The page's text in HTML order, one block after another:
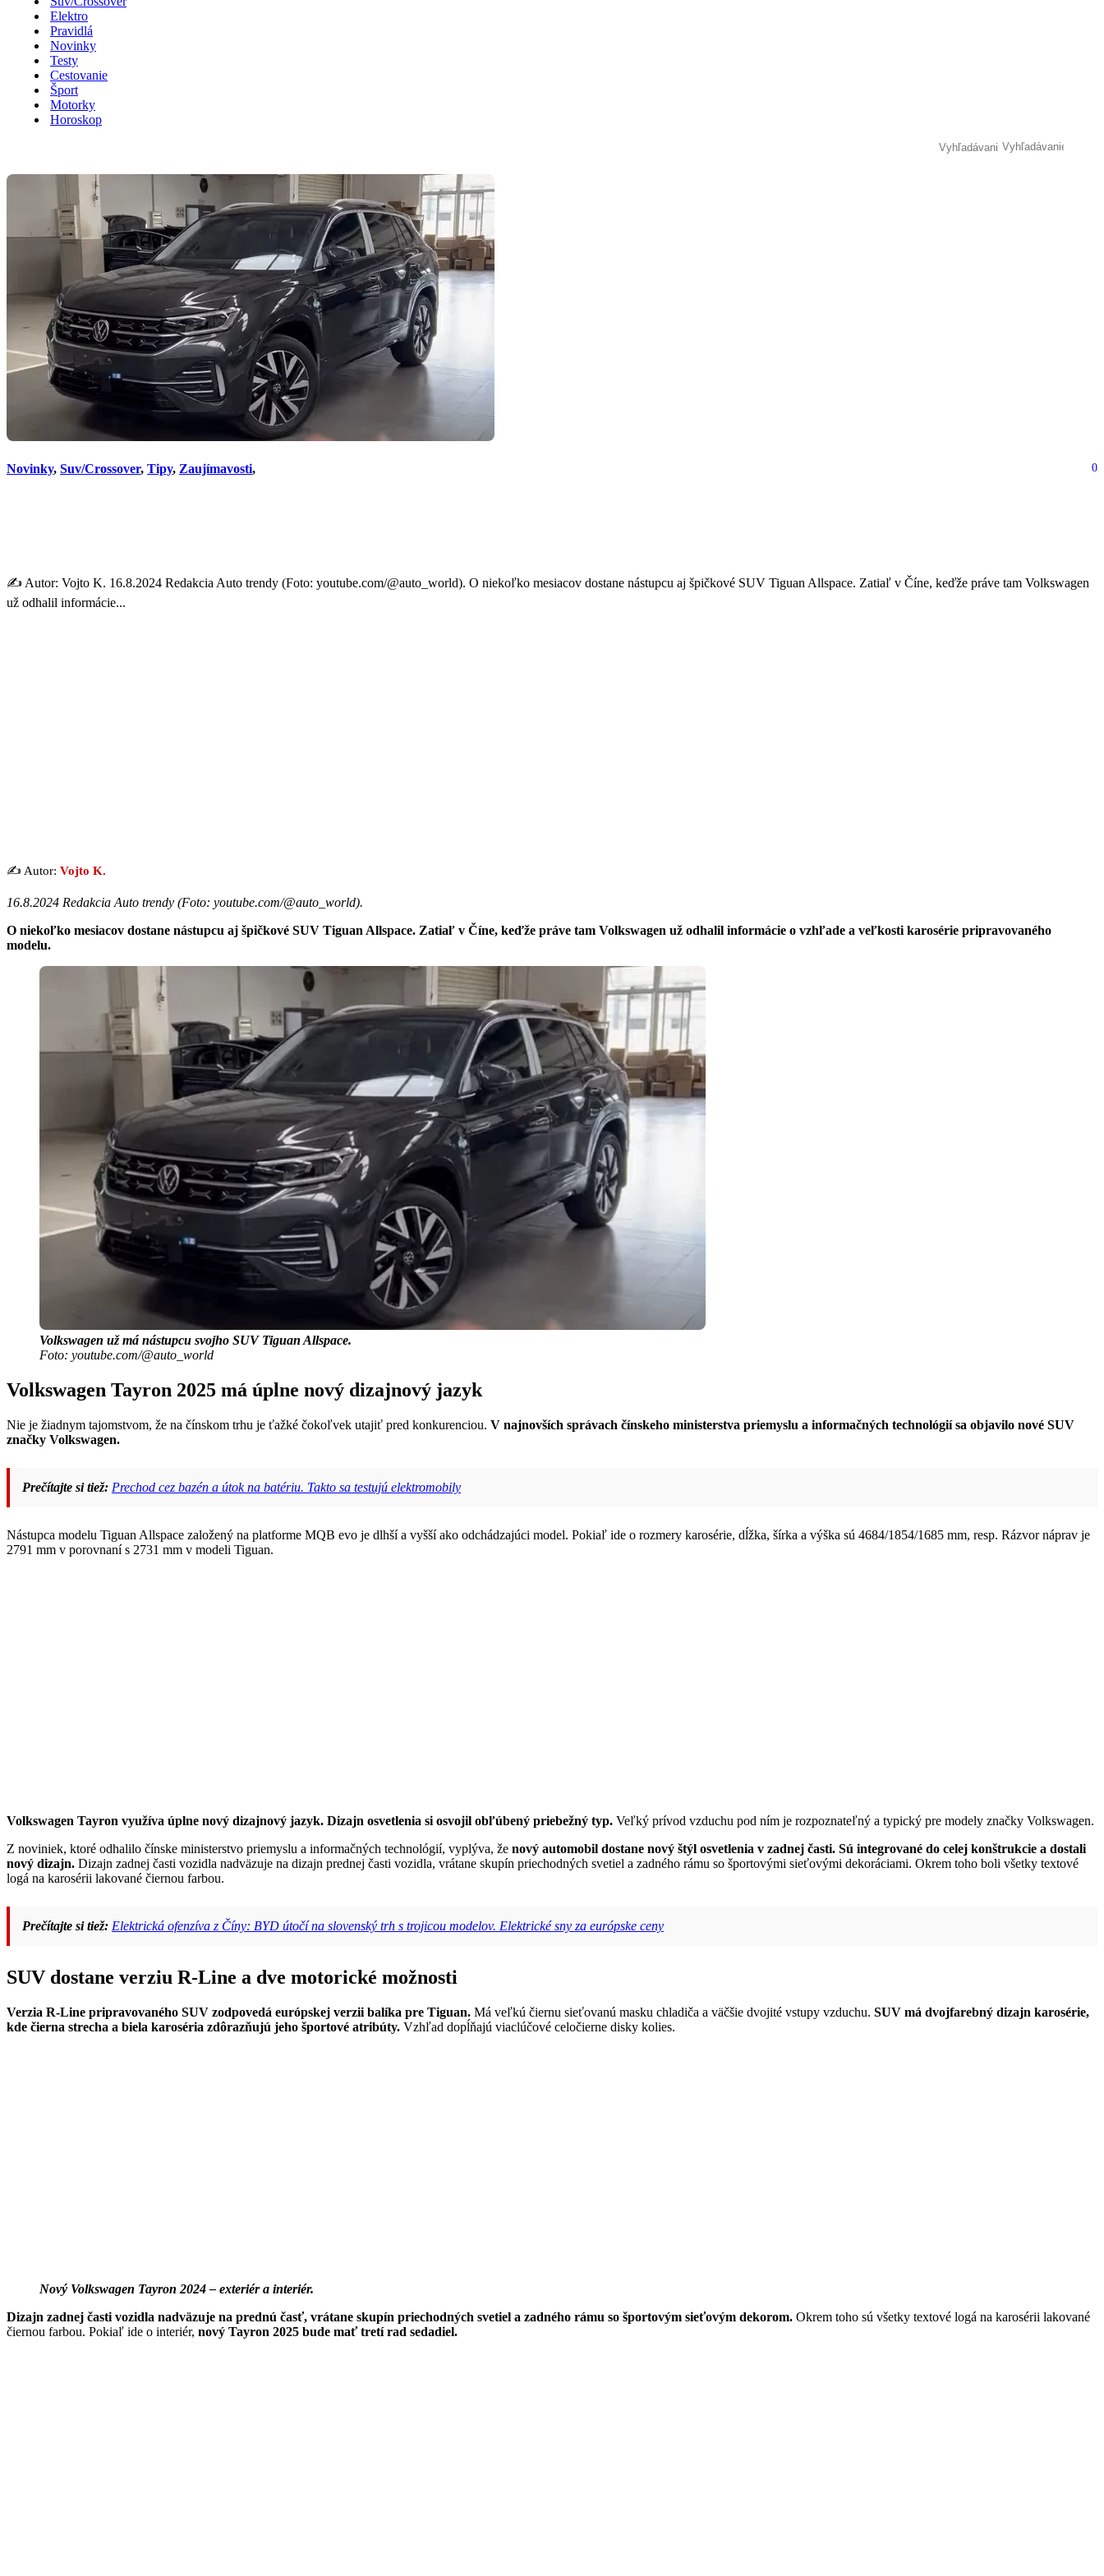
Elektro
Pravidlá
Novinky
Testy
Cestovanie
Šport
Motorky
Horoskop
Novinky, Suv/Crossover, Tipy, Zaujímavosti, 0
✍️ Autor: Vojto K. 16.8.2024 Redakcia Auto trendy (Foto: youtube.com/@auto_world). O niekoľko mesiacov dostane nástupcu aj špičkové SUV Tiguan Allspace. Zatiaľ v Číne, keďže práve tam Volkswagen
už odhalil informácie...
✍️ Autor: Vojto K.
16.8.2024 Redakcia Auto trendy (Foto: youtube.com/@auto_world).
O niekoľko mesiacov dostane nástupcu aj špičkové SUV Tiguan Allspace. Zatiaľ v Číne, keďže práve tam Volkswagen už odhalil informácie o vzhľade a veľkosti karosérie pripravovaného
modelu.
Volkswagen už má nástupcu svojho SUV Tiguan Allspace.
Foto: youtube.com/@auto_world
Volkswagen Tayron 2025 má úplne nový dizajnový jazyk
Nie je žiadnym tajomstvom, že na čínskom trhu je ťažké čokoľvek utajiť pred konkurenciou. V najnovších správach čínskeho ministerstva priemyslu a informačných technológií sa objavilo nové SUV
značky Volkswagen.
Prečítajte si tiež: Prechod cez bazén a útok na batériu. Takto sa testujú elektromobily
Nástupca modelu Tiguan Allspace založený na platforme MQB evo je dlhší a vyšší ako odchádzajúci model. Pokiaľ ide o rozmery karosérie, dĺžka, šírka a výška sú 4684/1854/1685 mm, resp. Rázvor náprav je
2791 mm v porovnaní s 2731 mm v modeli Tiguan.
Volkswagen Tayron využíva úplne nový dizajnový jazyk. Dizajn osvetlenia si osvojil obľúbený priebežný typ. Veľký prívod vzduchu pod ním je rozpoznateľný a typický pre modely značky Volkswagen.
Z noviniek, ktoré odhalilo čínske ministerstvo priemyslu a informačných technológií, vyplýva, že nový automobil dostane nový štýl osvetlenia v zadnej časti. Sú integrované do celej konštrukcie a dostali
nový dizajn. Dizajn zadnej časti vozidla nadväzuje na dizajn prednej časti vozidla, vrátane skupín priechodných svetiel a zadného rámu so športovými sieťovými dekoráciami. Okrem toho boli všetky textové
logá na karosérii lakované čiernou farbou.
Prečítajte si tiež: Elektrická ofenzíva z Číny: BYD útočí na slovenský trh s trojicou modelov. Elektrické sny za európske ceny
SUV dostane verziu R-Line a dve motorické možnosti
Verzia R-Line pripravovaného SUV zodpovedá európskej verzii balíka pre Tiguan. Má veľkú čiernu sieťovanú masku chladiča a väčšie dvojité vstupy vzduchu. SUV má dvojfarebný dizajn karosérie,
kde čierna strecha a biela karoséria zdôrazňujú jeho športové atribúty. Vzhľad dopĺňajú viaclúčové celočierne disky kolies.
Nový Volkswagen Tayron 2024 – exteriér a interiér.
Dizajn zadnej časti vozidla nadväzuje na prednú časť, vrátane skupín priechodných svetiel a zadného rámu so športovým sieťovým dekorom. Okrem toho sú všetky textové logá na karosérii lakované
čiernou farbou. Pokiaľ ide o interiér, nový Tayron 2025 bude mať tretí rad sedadiel.